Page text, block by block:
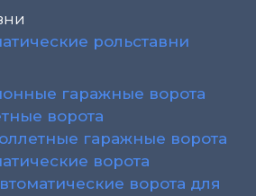
рольставни
гаражные ворота
ворота
гаражные ворота
ворота
ворота для